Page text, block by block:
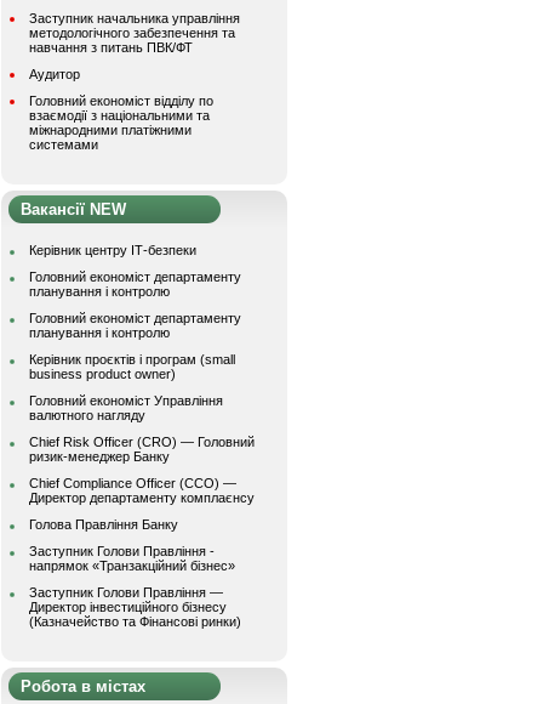
Заступник начальника управління
методологічного забезпечення та
навчання з питань ПВК/ФТ
Аудитор
Головний економіст відділу по
взаємодії з національними та
міжнародними платіжними
системами
Вакансії NEW
Керівник центру ІТ-безпеки
Головний економіст департаменту
планування і контролю
Головний економіст департаменту
планування і контролю
Керівник проєктів і програм (small
business product owner)
Головний економіст Управління
валютного нагляду
Chief Risk Officer (CRO) — Головний
ризик-менеджер Банку
Chief Compliance Officer (CCO) —
Директор департаменту комплаєнсу
Голова Правління Банку
Заступник Голови Правління -
напрямок «Транзакційний бізнес»
Заступник Голови Правління —
Директор інвестиційного бізнесу
(Казначейство та Фінансові ринки)
Робота в містах